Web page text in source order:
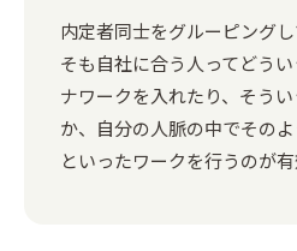
内定者同士をグルーピング
そも自社に合う人ってどう
ナワークを入れたり、そう
か、自分の人脈の中でその
といったワークを行うのが有